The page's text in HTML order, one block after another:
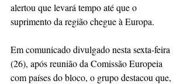
alertou que levará tempo até que o
suprimento da região chegue à Europa.
Em comunicado divulgado nesta sexta-feira
(26), após reunião da Comissão Europeia
com países do bloco, o grupo destacou que,